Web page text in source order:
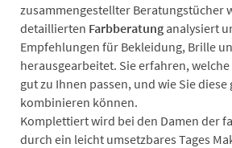
zusammengestellter Beratungstücher
detaillierten Farbberatung analysiert
Empfehlungen für Bekleidung, Brille
herausgearbeitet. Sie erfahren,
gut zu Ihnen passen, und wie Sie
kombinieren können.
Komplettiert wird bei den Damen der
durch ein leicht umsetzbares Tages